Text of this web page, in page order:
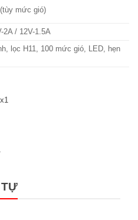
Phủ rộng không
phải , điều chỉnh thủ công
nhận được làn gió dễ
trí quạt.
môi trường – Tối
tính thẩm mỹ cho góc làm
mức gió)
2A / 12V-1.5A
lọc H11, 100 mức gió, LED, hẹn